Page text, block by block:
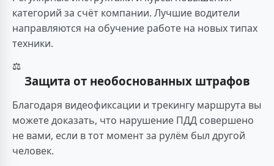
категорий за счёт компании. Лучшие водители
направляются на обучение работе на новых типах
техники.
⚖️
Защита от необоснованных штрафов
Благодаря видеофиксации и трекингу маршрута вы
можете доказать, что нарушение ПДД совершено
не вами, если в тот момент за рулём был другой
человек.